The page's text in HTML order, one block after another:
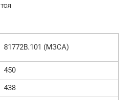
81772B.101 (МЗСА)
450
438